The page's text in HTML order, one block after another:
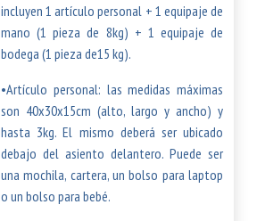
incluyen 1 artículo personal + 1 equipaje de
mano (1 pieza de 8kg) + 1 equipaje de
bodega (1 pieza de15 kg).
•Artículo personal: las medidas máximas
son 40x30x15cm (alto, largo y ancho) y
hasta 3kg. El mismo deberá ser ubicado
debajo del asiento delantero. Puede ser
una mochila, cartera, un bolso para laptop
o un bolso para bebé.